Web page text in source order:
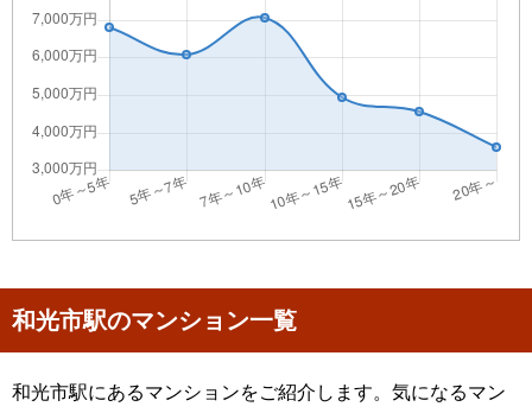
和光市駅のマンション一覧
和光市駅にあるマンションをご紹介します。気になるマン